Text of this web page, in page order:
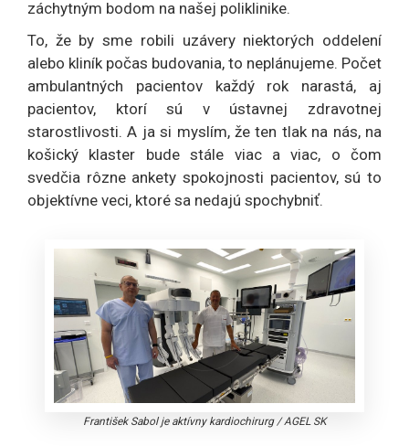
záchytným bodom na našej poliklinike.
To, že by sme robili uzávery niektorých oddelení
alebo kliník počas budovania, to neplánujeme. Počet
ambulantných pacientov každý rok narastá, aj
pacientov, ktorí sú v ústavnej zdravotnej
starostlivosti. A ja si myslím, že ten tlak na nás, na
košický klaster bude stále viac a viac, o čom
svedčia rôzne ankety spokojnosti pacientov, sú to
objektívne veci, ktoré sa nedajú spochybniť.
František Sabol je aktívny kardiochirurg/AGEL SK